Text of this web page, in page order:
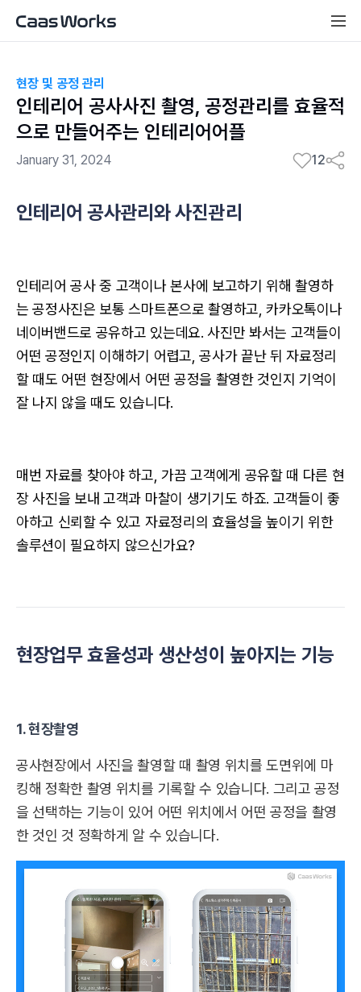
현장 및 공정 관리
인테리어 공사사진 촬영, 공정관리를 효율적
으로 만들어주는 인테리어어플
January 31, 2024 12
인테리어 공사관리와 사진관리
인테리어 공사 중 고객이나 본사에 보고하기 위해 촬영하
는 공정사진은 보통 스마트폰으로 촬영하고, 카카오톡이나
네이버밴드로 공유하고 있는데요. 사진만 봐서는 고객들이
어떤 공정인지 이해하기 어렵고, 공사가 끝난 뒤 자료정리
할 때도 어떤 현장에서 어떤 공정을 촬영한 것인지 기억이
잘 나지 않을 때도 있습니다.
매번 자료를 찾아야 하고, 가끔 고객에게 공유할 때 다른 현
장 사진을 보내 고객과 마찰이 생기기도 하죠. 고객들이 좋
아하고 신뢰할 수 있고 자료정리의 효율성을 높이기 위한
솔루션이 필요하지 않으신가요?
현장업무 효율성과 생산성이 높아지는 기능
1. 현장촬영
공사현장에서 사진을 촬영할 때 촬영 위치를 도면위에 마
킹해 정확한 촬영 위치를 기록할 수 있습니다. 그리고 공정
을 선택하는 기능이 있어 어떤 위치에서 어떤 공정을 촬영
한 것인 것 정확하게 알 수 있습니다.